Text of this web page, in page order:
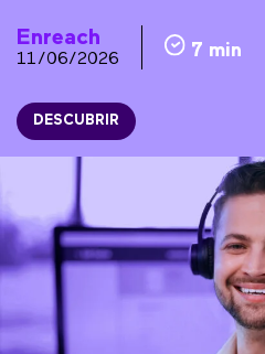
Enreach
11/06/2026 7 min
DESCUBRIR